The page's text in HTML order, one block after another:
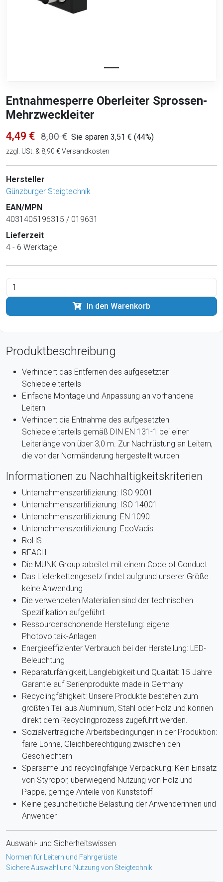
Entnahmesperre Oberleiter Sprossen-
Mehrzweckleiter
4,49 € 8,00 € Sie sparen 3,51 € (44%)
zzgl. USt. & 8,90 € Versandkosten
Hersteller
Günzburger Steigtechnik
EAN/MPN
4031405196315 / 019631
Lieferzeit
4 - 6 Werktage
In den Warenkorb
Produktbeschreibung
Verhindert das Entfernen des aufgesetzten
Schiebeleiterteils
Einfache Montage und Anpassung an vorhandene
Leitern
Verhindert die Entnahme des aufgesetzten
Schiebeleiterteils gemäß DIN EN 131-1 bei einer
Leiterlänge von über 3,0 m. Zur Nachrüstung an Leitern,
die vor der Normänderung hergestellt wurden
Informationen zu Nachhaltigkeitskriterien
Unternehmenszertifizierung: ISO 9001
Unternehmenszertifizierung: ISO 14001
Unternehmenszertifizierung: EN 1090
Unternehmenszertifizierung: EcoVadis
RoHS
REACH
Die MUNK Group arbeitet mit einem Code of Conduct
Das Lieferkettengesetz findet aufgrund unserer Größe
keine Anwendung
Die verwendeten Materialien sind der technischen
Spezifikation aufgeführt
Ressourcenschonende Herstellung: eigene
Photovoltaik-Anlagen
Energieeffizienter Verbrauch bei der Herstellung: LED-
Beleuchtung
Reparaturfähigkeit, Langlebigkeit und Qualität: 15 Jahre
Garantie auf Serienprodukte made in Germany
Recyclingfähigkeit: Unsere Produkte bestehen zum
größten Teil aus Aluminium, Stahl oder Holz und können
direkt dem Recyclingprozess zugeführt werden.
Sozialverträgliche Arbeitsbedingungen in der Produktion:
faire Löhne, Gleichberechtigung zwischen den
Geschlechtern
Sparsame und recyclingfähige Verpackung: Kein Einsatz
von Styropor, überwiegend Nutzung von Holz und
Pappe, geringe Anteile von Kunststoff
Keine gesundheitliche Belastung der Anwenderinnen und
Anwender
Auswahl- und Sicherheitswissen
Normen für Leitern und Fahrgerüste
Sichere Auswahl und Nutzung von Steigtechnik